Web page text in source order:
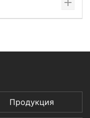
Продукция